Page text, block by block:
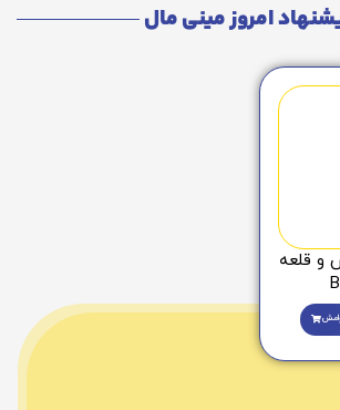
امروز مینی مال
و قلعه